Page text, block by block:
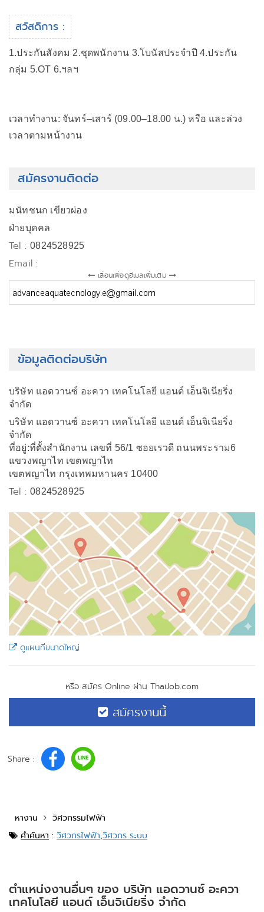
สวัสดิการ :
1.ประกันสังคม 2.ชุดพนักงาน 3.โบนัสประจำปี 4.ประกัน
กลุ่ม 5.OT 6.ฯลฯ
เวลาทำงาน: จันทร์–เสาร์ (09.00–18.00 น.) หรือ และล่วง
เวลาตามหน้างาน
สมัครงานติดต่อ
มนัทชนก เขียวผ่อง
ฝ่ายบุคคล
Tel :0824528925
Email :
เลื่อนเพื่อดูอีเมลเพิ่มเติม
ข้อมูลติดต่อบริษัท
บริษัท แอดวานซ์ อะควา เทคโนโลยี แอนด์ เอ็นจิเนียริ่ง
จำกัด
บริษัท แอดวานซ์ อะควา เทคโนโลยี แอนด์ เอ็นจิเนียริ่ง
จำกัด
ที่อยู่:ที่ตั้งสำนักงาน เลขที่ 56/1 ซอยเรวดี ถนนพระราม6
แขวงพญาไท เขตพญาไท
เขตพญาไท กรุงเทพมหานคร 10400
Tel :0824528925
ดูแผนที่ขนาดใหญ่
หรือ สมัคร Online ผ่าน ThaiJob.com
สมัครงานนี้
Share :
หางาน
วิศวกรรมไฟฟ้า
คำค้นหา : วิศวกรไฟฟ้า,วิศวกร ระบบ
ตำแหน่งงานอื่นๆ ของ บริษัท แอดวานซ์ อะควา
เทคโนโลยี แอนด์ เอ็นจิเนียริ่ง จำกัด